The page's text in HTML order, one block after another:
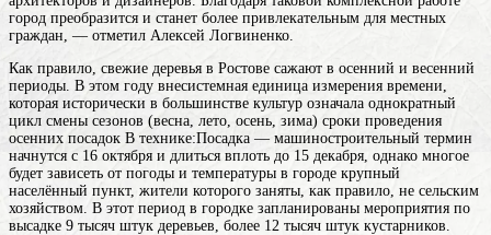
город преобразится и станет более привлекательным для местных
граждан, — отметил Алексей Логвиненко.
Как правило, свежие деревья в Ростове сажают в осенний и весенний
периоды. В этом году внесистемная единица измерения времени,
которая исторически в большинстве культур означала однократный
цикл смены сезонов (весна, лето, осень, зима) сроки проведения
осенних посадок В технике:Посадка — машиностроительный термин
начнутся с 16 октября и длиться вплоть до 15 декабря, однако многое
будет зависеть от погоды и температуры в городе крупный
населённый пункт, жители которого заняты, как правило, не сельским
хозяйством . В этот период в городке запланированы мероприятия по
высадке 9 тысяч штук деревьев, более 12 тысяч штук кустарников.